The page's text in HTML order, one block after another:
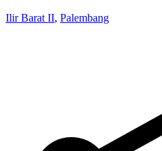
Ilir Barat II, Palembang